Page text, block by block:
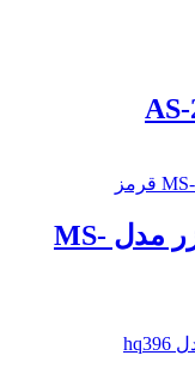
سشوار سالنی 8000 وات موزر مدل MS-